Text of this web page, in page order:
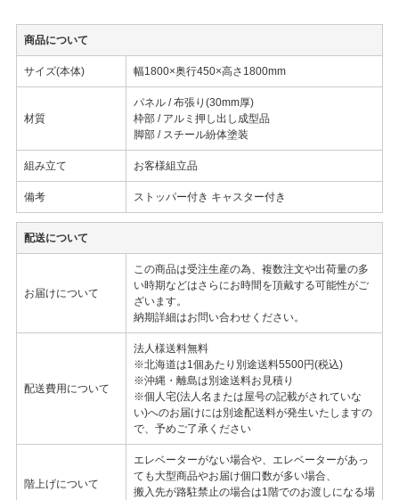
商品について
サイズ(本体) 幅1800×奥行450×高さ1800mm
材質
パネル / 布張り(30mm厚)
枠部 / アルミ押し出し成型品
脚部 / スチール紛体塗装
組み立て お客様組立品
備考 ストッパー付き キャスター付き
配送について
お届けについて
この商品は受注生産の為、複数注文や出荷量の多
い時期などはさらにお時間を頂戴する可能性がご
ざいます。
納期詳細はお問い合わせください。
配送費用について
法人様送料無料
※北海道は1個あたり別途送料5500円(税込)
※沖縄・離島は別途送料お見積り
※個人宅(法人名または屋号の記載がされていな
い)へのお届けには別途配送料が発生いたしますの
で、予めご了承ください
階上げについて
エレベーターがない場合や、エレベーターがあっ
ても大型商品やお届け個口数が多い場合、
搬入先が路駐禁止の場合は1階でのお渡しになる場